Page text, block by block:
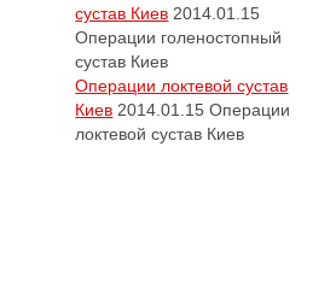
сустав Киев 2014.01.15
Операции голеностопный
сустав Киев
Операции локтевой сустав
Киев 2014.01.15 Операции
локтевой сустав Киев